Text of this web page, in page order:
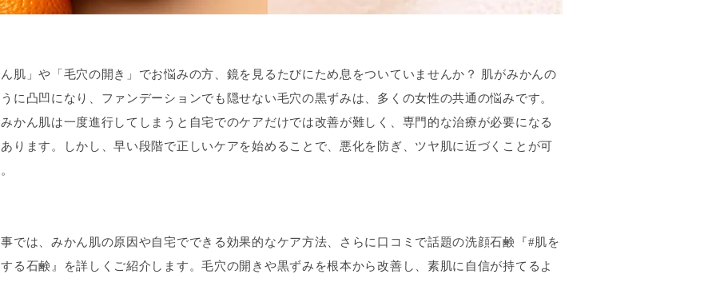
肌」や「毛穴の開き」でお悩みの方、鏡を見るたびにため息をついていませんか？ 肌がみかんの
に凸凹になり、ファンデーションでも隠せない毛穴の黒ずみは、多くの女性の共通の悩みです。
かん肌は一度進行してしまうと自宅でのケアだけでは改善が難しく、専門的な治療が必要になる
ります。しかし、早い段階で正しいケアを始めることで、悪化を防ぎ、ツヤ肌に近づくことが可
では、みかん肌の原因や自宅でできる効果的なケア方法、さらに口コミで話題の洗顔石鹸『#肌を
る石鹸』を詳しくご紹介します。毛穴の開きや黒ずみを根本から改善し、素肌に自信が持てるよ